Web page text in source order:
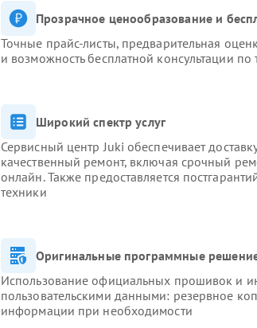
Прозрачное ценообразование и
Точные прайс-листы, предварительная
и возможность бесплатной консультации
Широкий спектр услуг
Сервисный центр Juki обеспечивает
качественный ремонт, включая срочный
онлайн. Также предоставляется
техники
Оригинальные программные
Использование официальных прошивок и
пользовательскими данными: резервное
информации при необходимости